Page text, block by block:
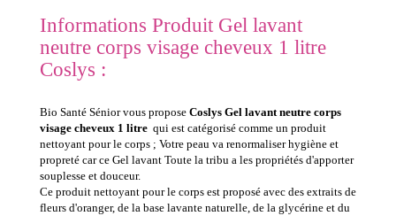
Informations Produit Gel lavant
neutre corps visage cheveux 1 litre
Coslys :
Bio Santé Sénior vous propose Coslys Gel lavant neutre corps
visage cheveux 1 litre qui est catégorisé comme un produit
nettoyant pour le corps ; Votre peau va renormaliser hygiène et
propreté car ce Gel lavant Toute la tribu a les propriétés d'apporter
souplesse et douceur.
Ce produit nettoyant pour le corps est proposé avec des extraits de
fleurs d'oranger, de la base lavante naturelle, de la glycérine et du